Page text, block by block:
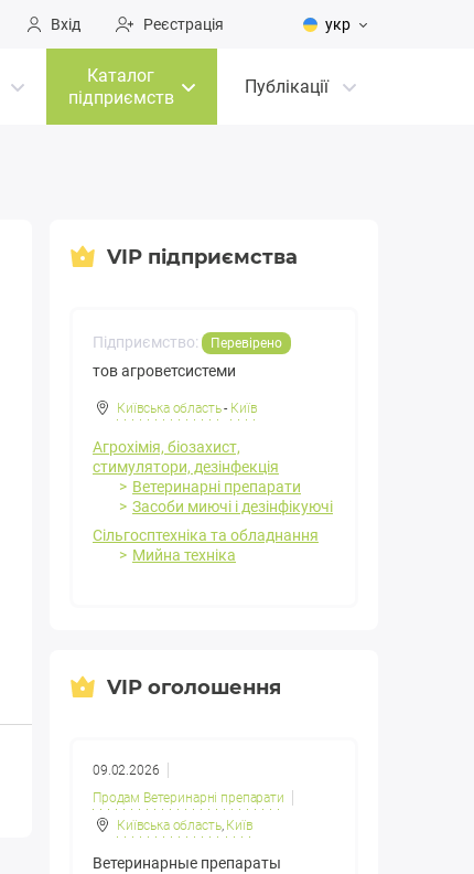
Вхід Реєстрація укр
Каталог
підприємств
Публікації
VIP підприємства
Підприємство: Перевірено
тов агроветсистеми
Київська область- Київ
Агрохімія, біозахист,
стимулятори, дезінфекція
Ветеринарні препарати
Засоби миючі і дезінфікуючі
Сільгосптехніка та обладнання
Мийна техніка
VIP оголошення
09.02.2026
Продам Ветеринарні препарати
Київська область, Київ
Ветеринарные препараты